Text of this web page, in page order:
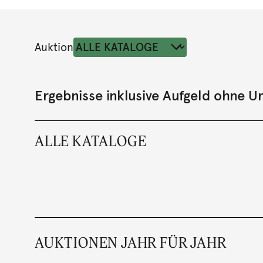
Auktion
Ergebnisse inklusive Aufgeld ohne
ALLE KATALOGE
AUKTIONEN JAHR FÜR JAHR